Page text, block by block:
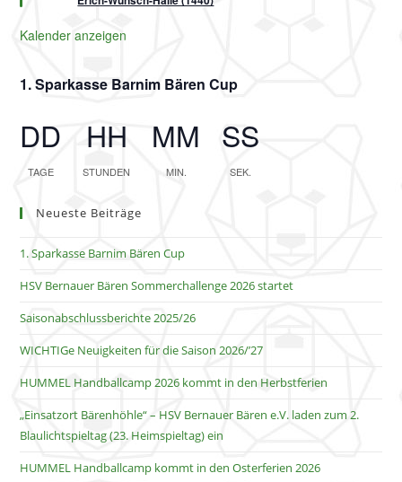
o
g
o
n
Kalender anzeigen
1. Sparkasse Barnim Bären Cup
DD
TAGE
HH
STUNDEN
MM
MIN.
SS
SEK.
Neueste Beiträge
1. Sparkasse Barnim Bären Cup
HSV Bernauer Bären Sommerchallenge 2026 startet
Saisonabschlussberichte 2025/26
WICHTIGe Neuigkeiten für die Saison 2026/’27
HUMMEL Handballcamp 2026 kommt in den Herbstferien
„Einsatzort Bärenhöhle“ – HSV Bernauer Bären e.V. laden zum 2.
Blaulichtspieltag (23. Heimspieltag) ein
HUMMEL Handballcamp kommt in den Osterferien 2026